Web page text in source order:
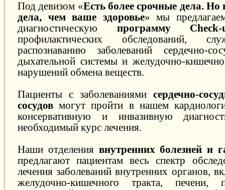
Под девизом «Есть более срочные дела. Но
дела, чем ваше здоровье» мы
диагностическую программу Check-
профилактических обследований,
распознаванию заболеваний сердечно-
дыхательной системы и желудочно-
нарушений обмена веществ.
Пациенты с заболеваниями сердечно-
сосудов могут пройти в нашем
консервативную и инвазивную
необходимый курс лечения.
Наши отделения внутренних болезней и
предлагают пациентам весь спектр
лечения заболеваний внутренних органов,
желудочно-кишечного тракта, печени,